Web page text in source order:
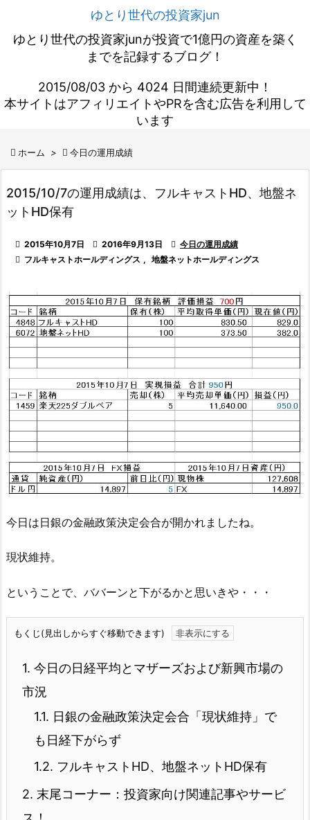
ゆとり世代の投資家jun
ゆとり世代の投資家junが投資で1億円の資産を築く
までを記録するブログ！
2015/08/03 から 4024 日間連続更新中！
本サイトはアフィリエイトやPRを含む広告を利用して
います
 ホーム >  今日の運用成績
2015/10/7の運用成績は、フルキャストHD、地盤ネ
ットHD保有
 2015年10月7日  2016年9月13日  今日の運用成績
 フルキャストホールディングス , 地盤ネットホールディングス
今日は日銀の金融政策決定会合が開かれましたね。
現状維持。
ということで、ババーンと下がるかと思いきや・・・
もくじ(見出しからすぐ移動できます)
1. 今日の日経平均とマザーズおよび新興市場の
市況
1.1. 日銀の金融政策決定会合「現状維持」で
も日経下がらず
1.2. フルキャストHD、地盤ネットHD保有
2. 末尾コーナー：投資家向け関連記事やサービ